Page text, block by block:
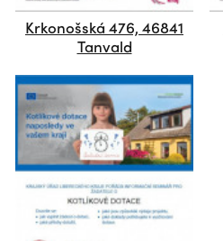
Krkonošská 476, 46841
Tanvald